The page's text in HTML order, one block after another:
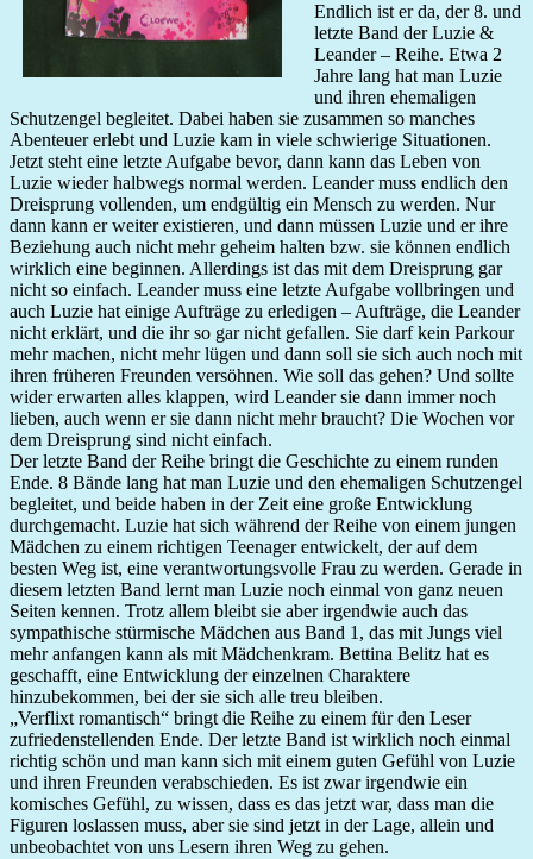
Endlich ist er da, der 8. und
letzte Band der Luzie &
Leander – Reihe. Etwa 2
Jahre lang hat man Luzie
und ihren ehemaligen
Schutzengel begleitet. Dabei haben sie zusammen so manches
Abenteuer erlebt und Luzie kam in viele schwierige Situationen.
Jetzt steht eine letzte Aufgabe bevor, dann kann das Leben von
Luzie wieder halbwegs normal werden. Leander muss endlich den
Dreisprung vollenden, um endgültig ein Mensch zu werden. Nur
dann kann er weiter existieren, und dann müssen Luzie und er ihre
Beziehung auch nicht mehr geheim halten bzw. sie können endlich
wirklich eine beginnen. Allerdings ist das mit dem Dreisprung gar
nicht so einfach. Leander muss eine letzte Aufgabe vollbringen und
auch Luzie hat einige Aufträge zu erledigen – Aufträge, die Leander
nicht erklärt, und die ihr so gar nicht gefallen. Sie darf kein Parkour
mehr machen, nicht mehr lügen und dann soll sie sich auch noch mit
ihren früheren Freunden versöhnen. Wie soll das gehen? Und sollte
wider erwarten alles klappen, wird Leander sie dann immer noch
lieben, auch wenn er sie dann nicht mehr braucht? Die Wochen vor
dem Dreisprung sind nicht einfach.
Der letzte Band der Reihe bringt die Geschichte zu einem runden
Ende. 8 Bände lang hat man Luzie und den ehemaligen Schutzengel
begleitet, und beide haben in der Zeit eine große Entwicklung
durchgemacht. Luzie hat sich während der Reihe von einem jungen
Mädchen zu einem richtigen Teenager entwickelt, der auf dem
besten Weg ist, eine verantwortungsvolle Frau zu werden. Gerade in
diesem letzten Band lernt man Luzie noch einmal von ganz neuen
Seiten kennen. Trotz allem bleibt sie aber irgendwie auch das
sympathische stürmische Mädchen aus Band 1, das mit Jungs viel
mehr anfangen kann als mit Mädchenkram. Bettina Belitz hat es
geschafft, eine Entwicklung der einzelnen Charaktere
hinzubekommen, bei der sie sich alle treu bleiben.
„Verflixt romantisch“ bringt die Reihe zu einem für den Leser
zufriedenstellenden Ende. Der letzte Band ist wirklich noch einmal
richtig schön und man kann sich mit einem guten Gefühl von Luzie
und ihren Freunden verabschieden. Es ist zwar irgendwie ein
komisches Gefühl, zu wissen, dass es das jetzt war, dass man die
Figuren loslassen muss, aber sie sind jetzt in der Lage, allein und
unbeobachtet von uns Lesern ihren Weg zu gehen.